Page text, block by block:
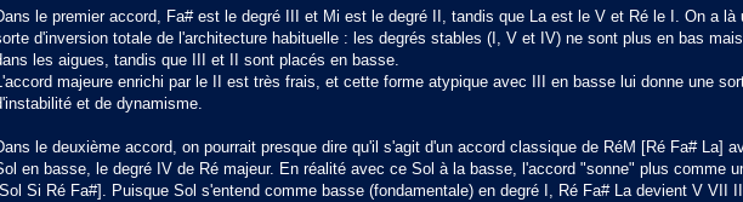
le premier accord, Fa# est le degré III et Mi est le degré II, tandis que La est le V et Ré le I. On a là
d'inversion totale de l'architecture habituelle : les degrés stables (I, V et IV) ne sont plus en bas
les aigues, tandis que III et II sont placés en basse.
majeure enrichi par le II est très frais, et cette forme atypique avec III en basse lui donne une
et de dynamisme.
le deuxième accord, on pourrait presque dire qu'il s'agit d'un accord classique de RéM [Ré Fa# La]
en basse, le degré IV de Ré majeur. En réalité avec ce Sol à la basse, l'accord "sonne" plus comme
Si Ré Fa#]. Puisque Sol s'entend comme basse (fondamentale) en degré I, Ré Fa# La devient V VII